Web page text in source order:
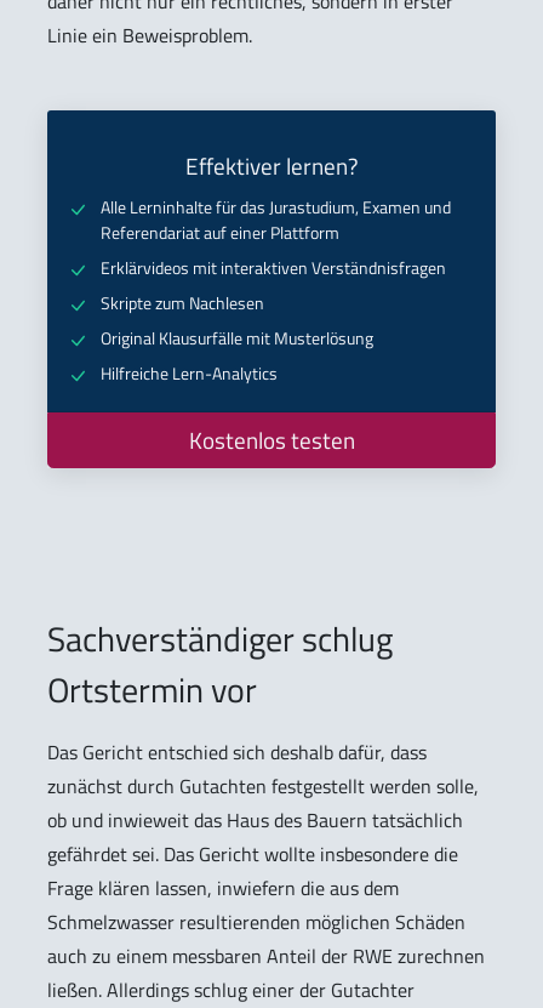
Linie ein Beweisproblem.
Effektiver lernen?
Alle Lerninhalte für das Jurastudium, Examen und
Referendariat auf einer Plattform
Erklärvideos mit interaktiven Verständnisfragen
Skripte zum Nachlesen
Original Klausurfälle mit Musterlösung
Hilfreiche Lern-Analytics
Kostenlos testen
Sachverständiger schlug
Ortstermin vor
Das Gericht entschied sich deshalb dafür, dass
zunächst durch Gutachten festgestellt werden solle,
ob und inwieweit das Haus des Bauern tatsächlich
gefährdet sei. Das Gericht wollte insbesondere die
Frage klären lassen, inwiefern die aus dem
Schmelzwasser resultierenden möglichen Schäden
auch zu einem messbaren Anteil der RWE zurechnen
ließen. Allerdings schlug einer der Gutachter